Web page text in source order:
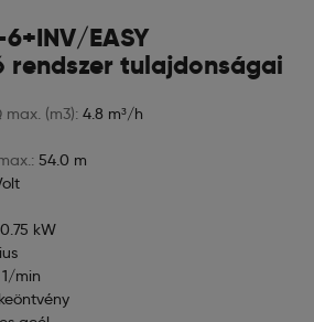
6+INV/EASY
rendszer tulajdonságai
(m3): 4.8 m³/h
54.0 m
0.75 kW
min